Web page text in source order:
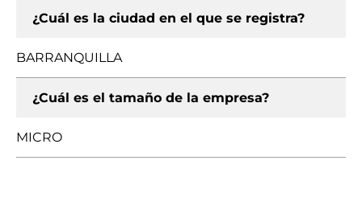
¿Cuál es la ciudad en el que se registra?
BARRANQUILLA
¿Cuál es el tamaño de la empresa?
MICRO